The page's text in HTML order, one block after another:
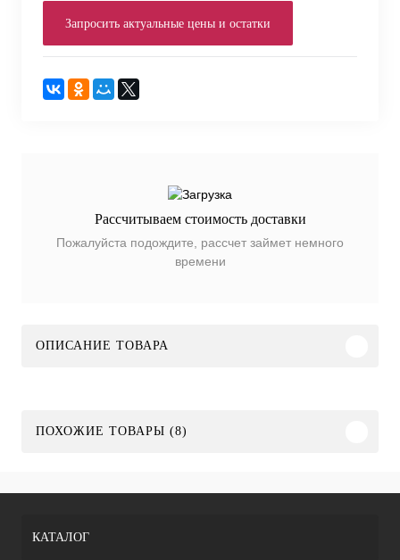
Запросить актуальные цены и остатки
Рассчитываем стоимость доставки
Пожалуйста подождите, рассчет займет немного
времени
ОПИСАНИЕ ТОВАРА
ПОХОЖИЕ ТОВАРЫ (8)
КАТАЛОГ